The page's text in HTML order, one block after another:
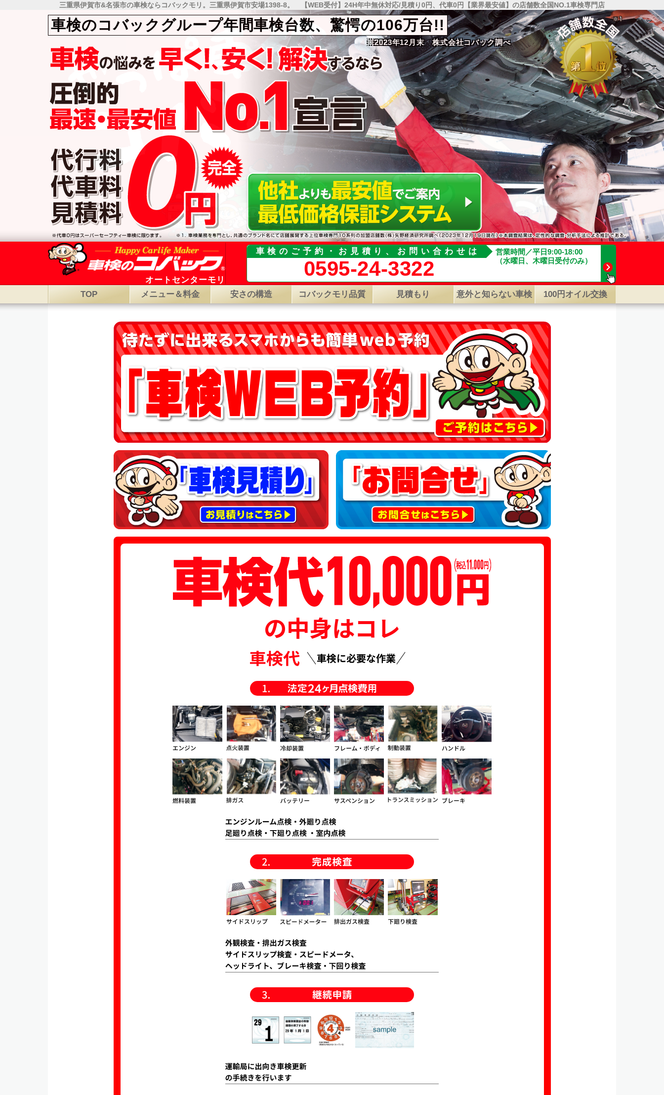
三重県伊賀市&名張市の車検ならコバックモリ。三重県伊賀市安場1398-8。 【WEB受付】24H年中無休対応/見積り0円、代車0円【業界最安値】の店舗数全国NO.1車検専門店
車検のコバックグループ年間車検台数、驚愕の106万台!!
※2023年12月末 株式会社コバック調べ
車検のコバックグループ年間車検台数、驚愕の106万台!!
※2023年12月末 株式会社コバック調べ
オートセンターモリ
車検のご予約・お見積り、お問い合わせは
0595-24-3322
営業時間／平日9:00-18:00
（水曜日、木曜日受付のみ）
TOP メニュー＆料金 安さの構造 コバックモリ品質 見積もり
意外と知らない車検
100円オイル交換
の中身はコレ
車検に必要な作業